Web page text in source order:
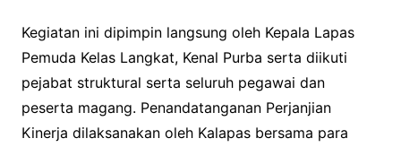
Kegiatan ini dipimpin langsung oleh Kepala Lapas
Pemuda Kelas Langkat, Kenal Purba serta diikuti
pejabat struktural serta seluruh pegawai dan
peserta magang. Penandatanganan Perjanjian
Kinerja dilaksanakan oleh Kalapas bersama para